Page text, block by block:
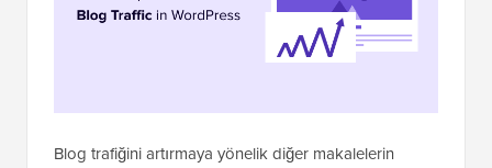
Blog trafiğini artırmaya yönelik diğer makalelerin